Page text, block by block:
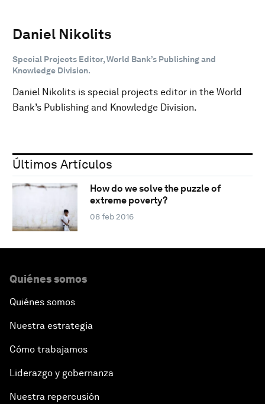
Daniel Nikolits
Special Projects Editor, World Bank’s Publishing and
Knowledge Division.
Daniel Nikolits is special projects editor in the World
Bank’s Publishing and Knowledge Division.
Últimos Artículos
How do we solve the puzzle of
extreme poverty?
08 feb 2016
Quiénes somos
Quiénes somos
Nuestra estrategia
Cómo trabajamos
Liderazgo y gobernanza
Nuestra repercusión